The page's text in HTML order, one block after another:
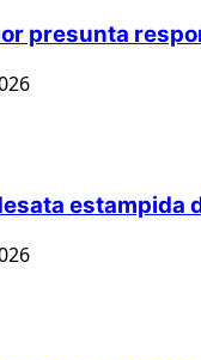
presunta
estampida